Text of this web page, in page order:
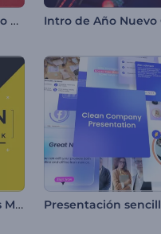
Saludos para el Año Nuevo Chino
Paquete de Títulos Motion